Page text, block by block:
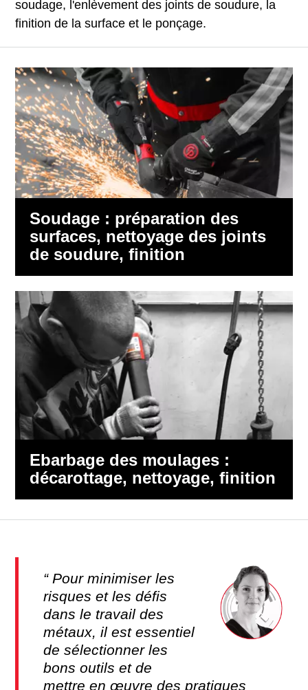
soudage, l'enlèvement des joints de soudure, la
finition de la surface et le ponçage.
Soudage : préparation des
surfaces, nettoyage des joints
de soudure, finition
Ebarbage des moulages :
décarottage, nettoyage, finition
Pour minimiser les
risques et les défis
dans le travail des
métaux, il est essentiel
de sélectionner les
bons outils et de
mettre en œuvre des pratiques